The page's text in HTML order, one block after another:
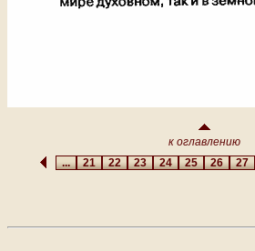
к оглавлению
...21222324252627